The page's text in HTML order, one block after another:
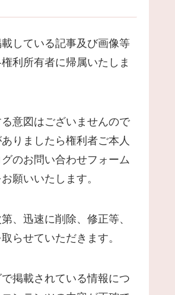
している記事及び画像等
利所有者に帰属いたしま
意図はございませんので
りましたら権利者ご本人
のお問い合わせフォーム
願いいたします。
、迅速に削除、修正等、
らせていただきます。
掲載されている情報につ